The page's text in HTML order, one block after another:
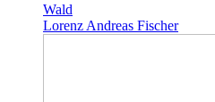
Wald
Lorenz Andreas Fischer